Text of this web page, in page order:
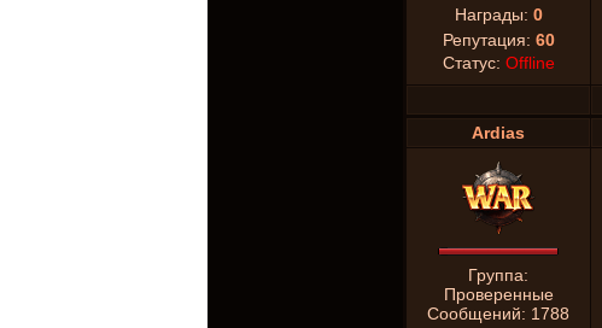
Награды: 0
Репутация: 60
Статус: Offline
Ardias
Группа:
Проверенные
Сообщений: 1788